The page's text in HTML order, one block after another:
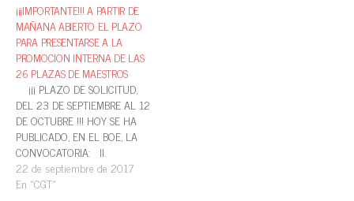
¡¡¡IMPORTANTE!!! A PARTIR DE
MAÑANA ABIERTO EL PLAZO
PARA PRESENTARSE A LA
PROMOCION INTERNA DE LAS
26 PLAZAS DE MAESTROS
¡¡¡ PLAZO DE SOLICITUD,
DEL 23 DE SEPTIEMBRE AL 12
DE OCTUBRE !!! HOY SE HA
PUBLICADO, EN EL BOE, LA
CONVOCATORIA: II.
AUTORIDADES Y PERSONAL B.
Oposiciones y concursos
22 de septiembre de 2017
En «CGT»